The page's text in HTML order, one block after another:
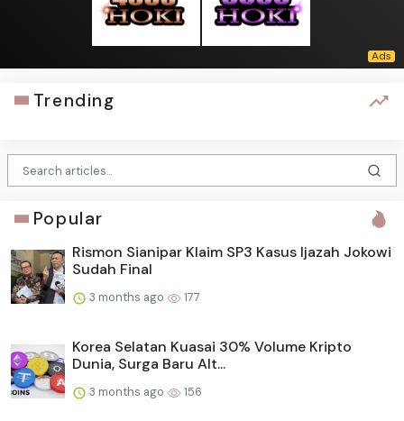
Trending
Popular
Rismon Sianipar Klaim SP3 Kasus Ijazah Jokowi
Sudah Final
3 months ago 177
Korea Selatan Kuasai 30% Volume Kripto
Dunia, Surga Baru Alt...
3 months ago 156